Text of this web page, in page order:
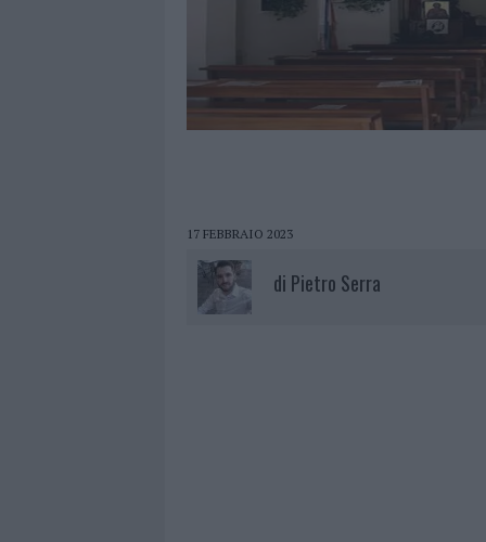
17 FEBBRAIO 2023
di Pietro Serra